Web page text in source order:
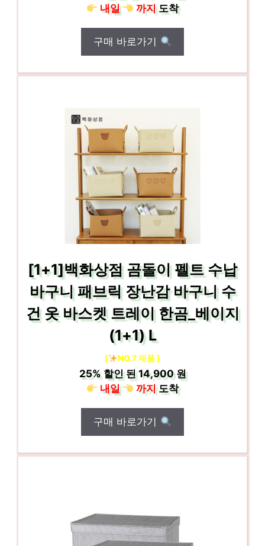
내일
까지도착
구매 바로가기
[1+1]백화상점 곰돌이 펠트 수납
바구니 패브릭 장난감 바구니 수
건 옷 바스켓 트레이 한곰_베이지
(1+1) L
[ NO.7 제품 ]
25%할인 된14,900 원
내일
까지도착
구매 바로가기